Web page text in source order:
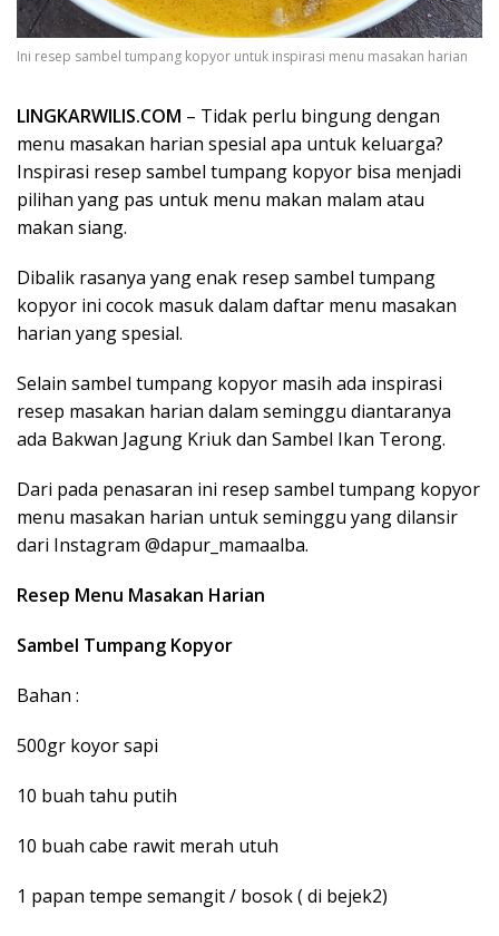
Ini resep sambel tumpang kopyor untuk inspirasi menu masakan harian
LINGKARWILIS.COM – Tidak perlu bingung dengan
menu masakan harian spesial apa untuk keluarga?
Inspirasi resep sambel tumpang kopyor bisa menjadi
pilihan yang pas untuk menu makan malam atau
makan siang.
Dibalik rasanya yang enak resep sambel tumpang
kopyor ini cocok masuk dalam daftar menu masakan
harian yang spesial.
Selain sambel tumpang kopyor masih ada inspirasi
resep masakan harian dalam seminggu diantaranya
ada Bakwan Jagung Kriuk dan Sambel Ikan Terong.
Dari pada penasaran ini resep sambel tumpang kopyor
menu masakan harian untuk seminggu yang dilansir
dari Instagram @dapur_mamaalba.
Resep Menu Masakan Harian
Sambel Tumpang Kopyor
Bahan :
500gr koyor sapi
10 buah tahu putih
10 buah cabe rawit merah utuh
1 papan tempe semangit / bosok ( di bejek2)